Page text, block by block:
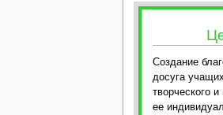
Создание
досуга
творческого
ее